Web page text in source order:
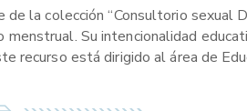
la colección “Consultorio sexual
Su intencionalidad
recurso está dirigido al área de